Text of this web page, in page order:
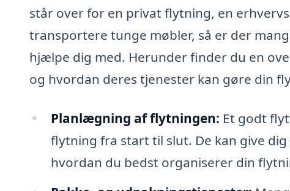
står over for en privat flytning, en
transportere tunge møbler, så er der
hjælpe dig med. Herunder finder du en
og hvordan deres tjenester kan gøre din
Planlægning af flytningen: Et godt
flytning fra start til slut. De kan give
hvordan du bedst organiserer din